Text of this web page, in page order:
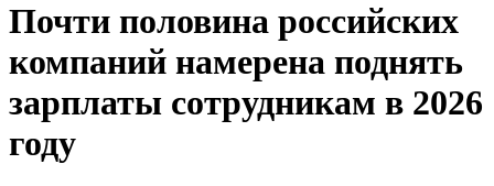
Почти половина российских
компаний намерена поднять
зарплаты сотрудникам в 2026
году